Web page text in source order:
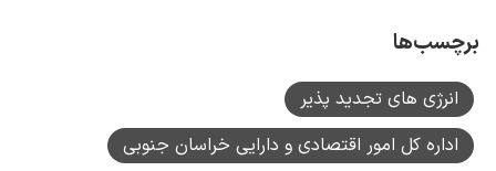
برچسب‌ها
انرژی های تجدید پذیر
اداره کل امور اقتصادی و دارایی خراسان جنوبی